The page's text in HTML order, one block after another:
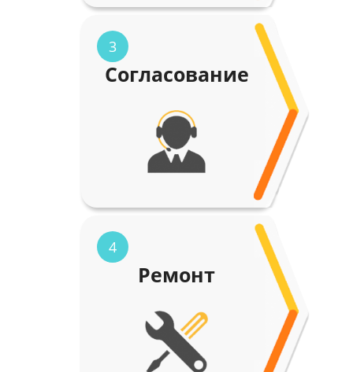
3
Согласование
4
Ремонт